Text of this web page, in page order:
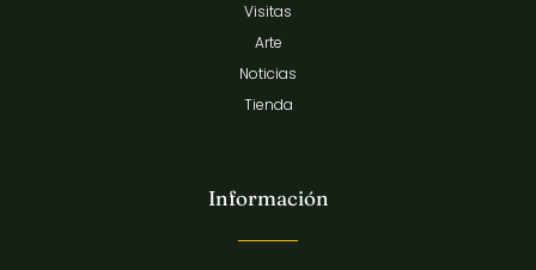
Visitas
Arte
Noticias
Tienda
Información